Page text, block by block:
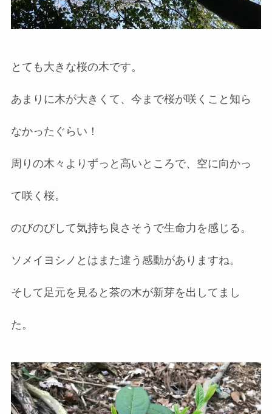
とても大きな桜の木です。
あまりに木が大きくて、今まで桜が咲くこと知ら
なかったぐらい！
周りの木々よりずっと高いところで、空に向かっ
て咲く桜。
のびのびして気持ち良さそうで生命力を感じる。
ソメイヨシノとはまた違う感動がありますね。
そして足元を見ると茶の木が新芽を出してまし
た。